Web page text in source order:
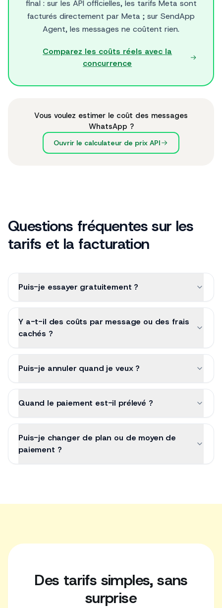
final : sur les API officielles, les tarifs Meta sont
facturés directement par Meta ; sur SendApp
Agent, les messages ne coûtent rien.
Comparez les coûts réels avec la
concurrence
Vous voulez estimer le coût des messages
WhatsApp ?
Ouvrir le calculateur de prix API
Questions fréquentes sur les
tarifs et la facturation
Puis-je essayer gratuitement ?
Y a-t-il des coûts par message ou des frais
cachés ?
Puis-je annuler quand je veux ?
Quand le paiement est-il prélevé ?
Puis-je changer de plan ou de moyen de
paiement ?
Des tarifs simples, sans
surprise